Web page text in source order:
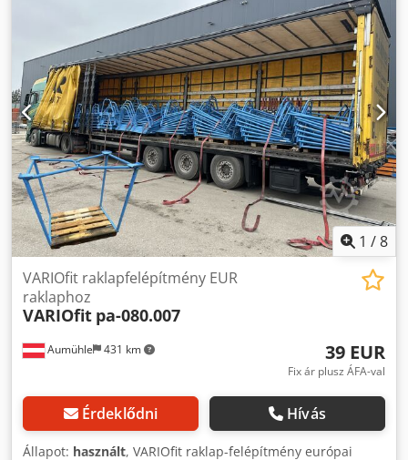
1 /8
Aumühle 431 km
VARIOfit raklapfelépítmény EUR
raklaphoz
VARIOfit pa-080.007
39 EUR
Fix ár plusz ÁFA-val
Érdeklődni Hívás
Állapot: használt, VARIOfit raklap-felépítmény európai